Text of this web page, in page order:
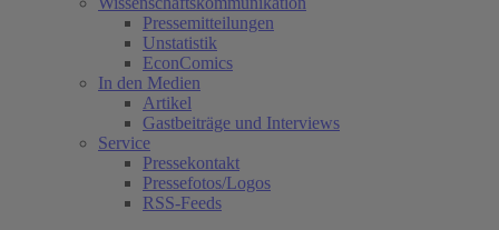
Pressemitteilungen
Unstatistik
EconComics
In den Medien
Artikel
Gastbeiträge und Interviews
Service
Pressekontakt
Pressefotos/Logos
RSS-Feeds